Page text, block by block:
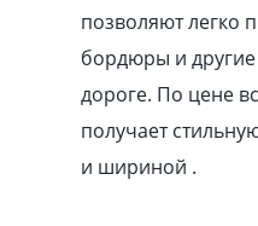
позволяют легко
бордюры и
дороге. По цене
получает
и шириной .